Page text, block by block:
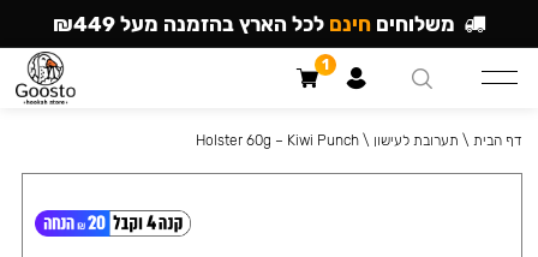
דף הבית \ תערובת לעישון \
Holster 60g – Kiwi Punch
משלוחים חינם לכל הארץ בהזמנה מעל ₪449
1